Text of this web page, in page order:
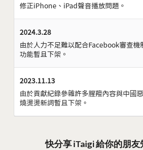
修正iPhone、iPad聲音播放問題。
2024.3.28
由於人力不足難以配合Facebook審查機
功能暫且下架。
2023.11.13
由於貢獻紀錄參雜許多腥羶內容與中國
燒燙燙新詞暫且下架。
快分享 iTaigi 給你的朋友